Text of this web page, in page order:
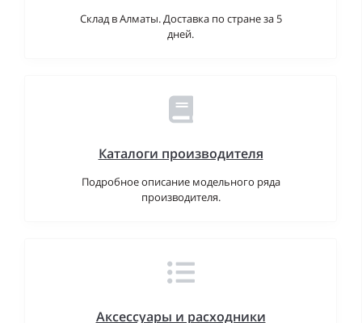
Склад в Алматы. Доставка по стране за 5
дней.
Каталоги производителя
Подробное описание модельного ряда
производителя.
Аксессуары и расходники